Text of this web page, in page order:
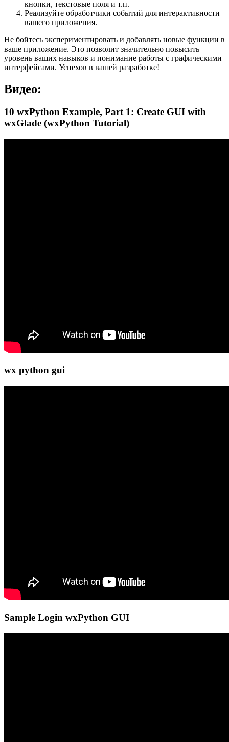
кнопки, текстовые поля и т.п.
Реализуйте обработчики событий для интерактивности
вашего приложения.
Не бойтесь экспериментировать и добавлять новые функции в
ваше приложение. Это позволит значительно повысить
уровень ваших навыков и понимание работы с графическими
интерфейсами. Успехов в вашей разработке!
Видео:
10 wxPython Example, Part 1: Create GUI with
wxGlade (wxPython Tutorial)
wx python gui
Sample Login wxPython GUI